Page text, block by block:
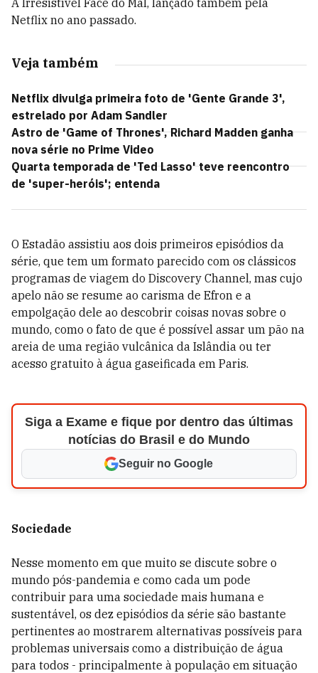
A Irresistível Face do Mal, lançado também pela
Netflix no ano passado.
Veja também
Netflix divulga primeira foto de 'Gente Grande 3',
estrelado por Adam Sandler
Astro de 'Game of Thrones', Richard Madden ganha
nova série no Prime Video
Quarta temporada de 'Ted Lasso' teve reencontro
de 'super-heróis'; entenda
O Estadão assistiu aos dois primeiros episódios da
série, que tem um formato parecido com os clássicos
programas de viagem do Discovery Channel, mas cujo
apelo não se resume ao carisma de Efron e a
empolgação dele ao descobrir coisas novas sobre o
mundo, como o fato de que é possível assar um pão na
areia de uma região vulcânica da Islândia ou ter
acesso gratuito à água gaseificada em Paris.
Siga a Exame e fique por dentro das últimas
notícias do Brasil e do Mundo
Seguir no Google
Sociedade
Nesse momento em que muito se discute sobre o
mundo pós-pandemia e como cada um pode
contribuir para uma sociedade mais humana e
sustentável, os dez episódios da série são bastante
pertinentes ao mostrarem alternativas possíveis para
problemas universais como a distribuição de água
para todos - principalmente à população em situação